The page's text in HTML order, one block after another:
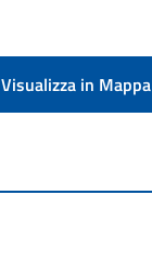
Visualizza in Mappa